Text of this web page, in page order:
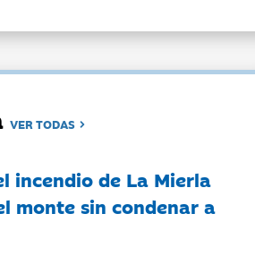
VER TODAS
incendio de La Mierla
monte sin condenar a